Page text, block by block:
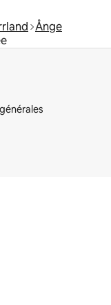
Ånge